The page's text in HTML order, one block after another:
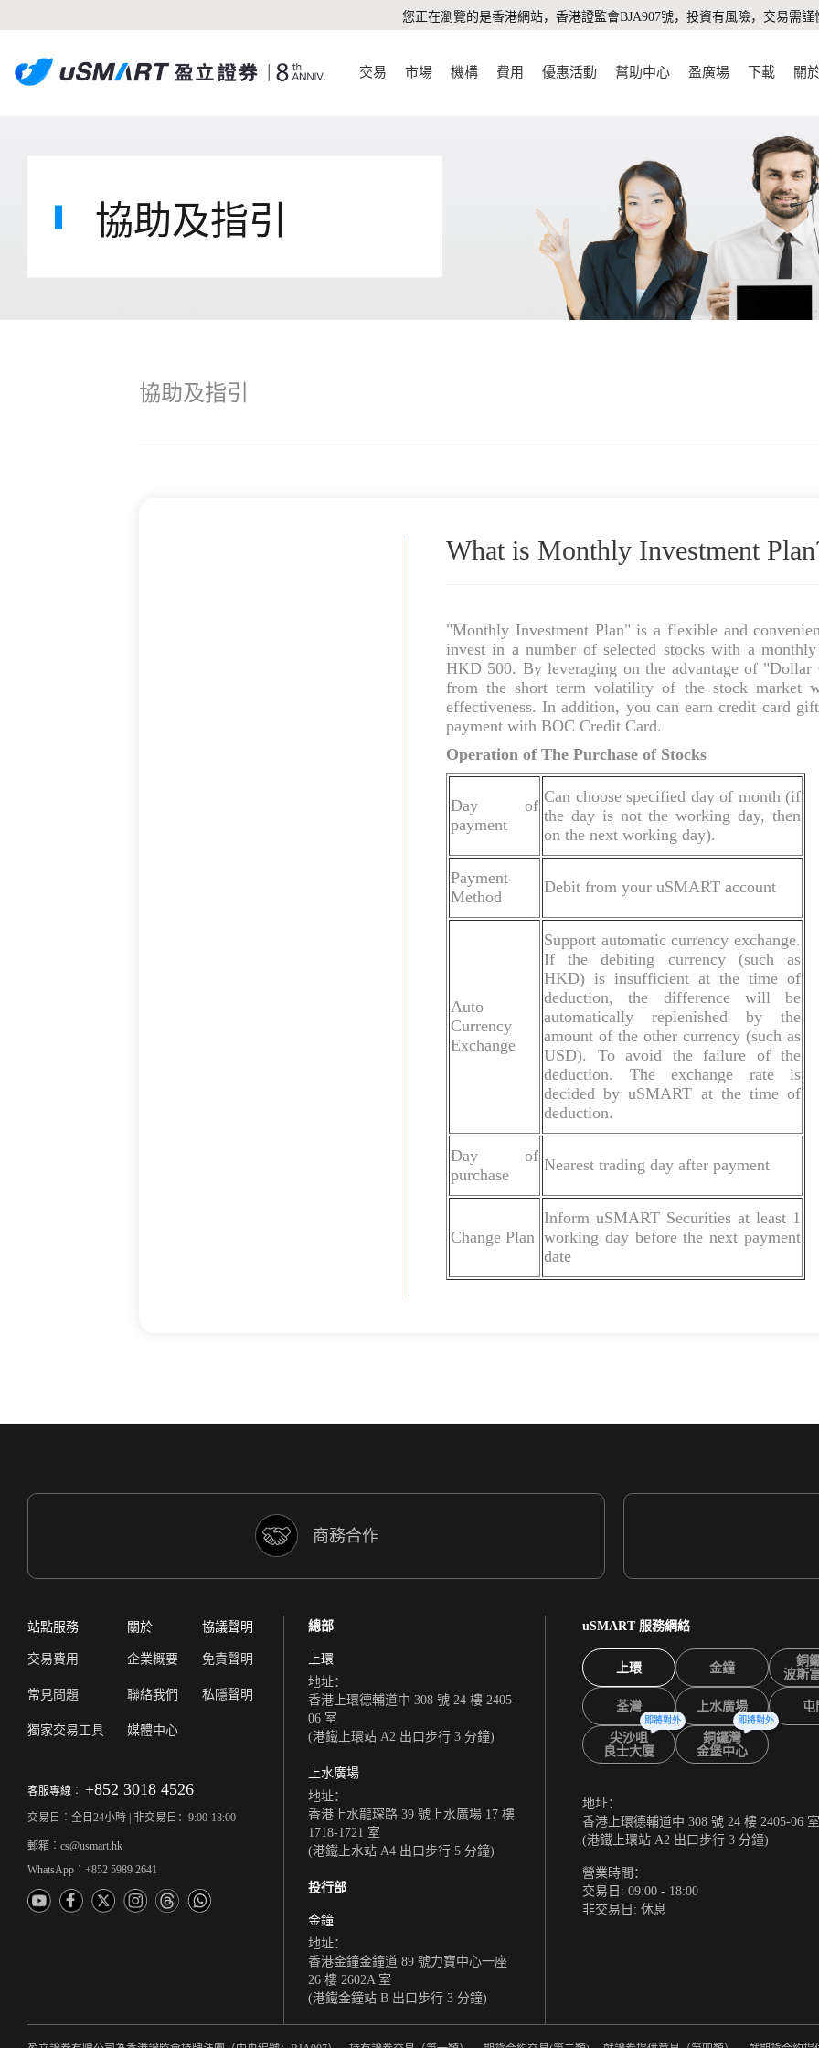
您正在瀏覽的是香港網站，香港證監會BJA907號，投資有風險，交易需謹
交易 市場 機構 費用 優惠活動 幫助中心 盈廣場 下載 關
協助及指引
協助及指引
What is Monthly Investment
"Monthly Investment Plan" is a flexible and
invest in a number of selected stocks with a
HKD 500. By leveraging on the advantage of "Dollar
from the short term volatility of the stock market
effectiveness. In addition, you can earn credit card
payment with BOC Credit Card.
Operation of The Purchase of Stocks
Day of
payment
Can choose specified day of month (if
the day is not the working day, then
on the next working day).
Payment
Method
Debit from your uSMART account
Auto
Currency
Exchange
Support automatic currency exchange.
If the debiting currency (such as
HKD) is insufficient at the time of
deduction, the difference will be
automatically replenished by the
amount of the other currency (such as
USD). To avoid the failure of the
deduction. The exchange rate is
decided by uSMART at the time of
deduction.
Day of
purchase
Nearest trading day after payment
Change Plan
Inform uSMART Securities at least 1
working day before the next payment
date
商務合作
站點服務
交易費用
常見問題
獨家交易工具
關於
企業概要
聯絡我們
媒體中心
協議聲明
免責聲明
私隱聲明
客服專線︰ +852 3018 4526
交易日︰全日24小時 | 非交易日：9:00-18:00
郵箱︰cs@usmart.hk
WhatsApp︰+852 5989 2641
總部
上環
地址：
香港上環德輔道中 308 號 24 樓 2405-
06 室
(港鐵上環站 A2 出口步行 3 分鐘)
上水廣場
地址：
香港上水龍琛路 39 號上水廣場 17 樓
1718-1721 室
(港鐵上水站 A4 出口步行 5 分鐘)
投行部
金鐘
地址：
香港金鐘金鐘道 89 號力寶中心一座
26 樓 2602A 室
(港鐵金鐘站 B 出口步行 3 分鐘)
uSMART 服務網絡
上環 金鐘
銅
波斯
荃灣 上水廣場 屯
尖沙咀
良士大廈
即將對外
銅鑼灣
金堡中心
即將對外
地址：
香港上環德輔道中 308 號 24 樓 2405-06 室
(港鐵上環站 A2 出口步行 3 分鐘)
營業時間：
交易日: 09:00 - 18:00
非交易日: 休息